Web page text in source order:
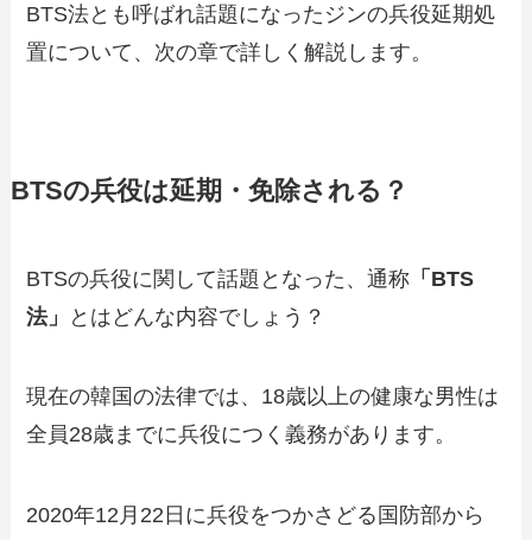
BTS法とも呼ばれ話題になったジンの兵役延期処
置について、次の章で詳しく解説します。
BTSの兵役は延期・免除される？
BTSの兵役に関して話題となった、通称 「BTS
法」
とはどんな内容でしょう？
現在の韓国の法律では、18歳以上の健康な男性は
全員28歳までに兵役につく義務があります。
2020年12月22日に兵役をつかさどる国防部から